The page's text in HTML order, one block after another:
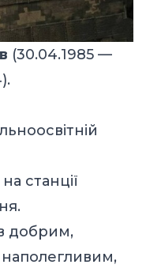
(30.04.1985 —
станції
добрим,
наполегливим,